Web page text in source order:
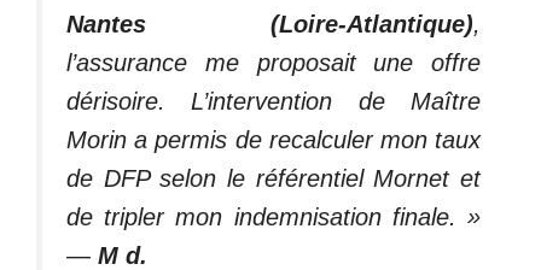
Nantes (Loire-Atlantique),
l’assurance me proposait une offre
dérisoire. L’intervention de Maître
Morin a permis de recalculer mon taux
de DFP selon le référentiel Mornet et
de tripler mon indemnisation finale. »
— M d.